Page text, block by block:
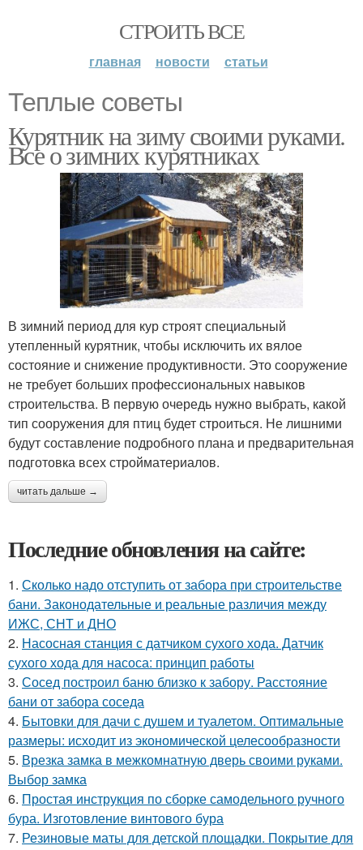
СТРОИТЬ ВСЕ
главная новости статьи
Теплые советы
Курятник на зиму своими руками.
Все о зимних курятниках
В зимний период для кур строят специальный
утепленный курятник, чтобы исключить их вялое
состояние и снижение продуктивности. Это сооружение
не требует больших профессиональных навыков
строительства. В первую очередь нужно выбрать, какой
тип сооружения для птиц будет строиться. Не лишними
будут составление подробного плана и предварительная
подготовка всех стройматериалов.
читать дальше →
Последние обновления на сайте:
1. Сколько надо отступить от забора при строительстве
бани. Законодательные и реальные различия между
ИЖС, СНТ и ДНО
2. Насосная станция с датчиком сухого хода. Датчик
сухого хода для насоса: принцип работы
3. Сосед построил баню близко к забору. Расстояние
бани от забора соседа
4. Бытовки для дачи с душем и туалетом. Оптимальные
размеры: исходит из экономической целесообразности
5. Врезка замка в межкомнатную дверь своими руками.
Выбор замка
6. Простая инструкция по сборке самодельного ручного
бура. Изготовление винтового бура
7. Резиновые маты для детской площадки. Покрытие для